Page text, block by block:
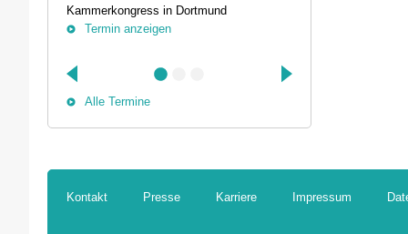
Kammerkongress in Dortmund
Termin anzeigen
Alle Termine
Kontakt Presse Karriere Impressum